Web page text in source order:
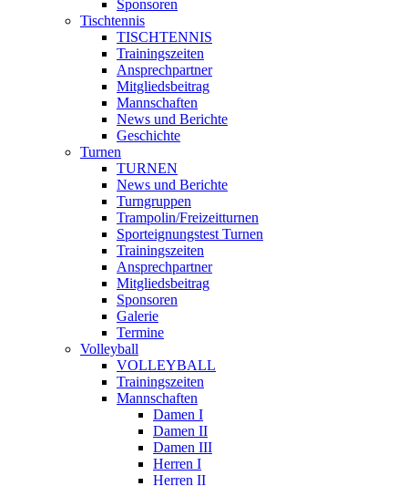
Sponsoren
Tischtennis
TISCHTENNIS
Trainingszeiten
Ansprechpartner
Mitgliedsbeitrag
Mannschaften
News und Berichte
Geschichte
Turnen
TURNEN
News und Berichte
Turngruppen
Trampolin/Freizeitturnen
Sporteignungstest Turnen
Trainingszeiten
Ansprechpartner
Mitgliedsbeitrag
Sponsoren
Galerie
Termine
Volleyball
VOLLEYBALL
Trainingszeiten
Mannschaften
Damen I
Damen II
Damen III
Herren I
Herren II